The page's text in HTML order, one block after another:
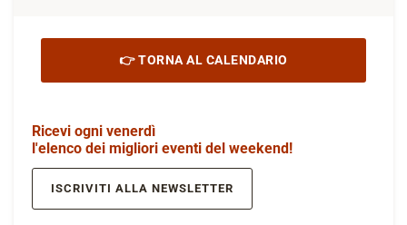
👉 TORNA AL CALENDARIO
Ricevi ogni venerdì
l'elenco dei migliori eventi del weekend!
ISCRIVITI ALLA NEWSLETTER